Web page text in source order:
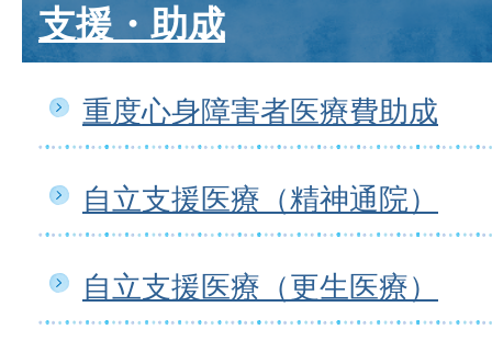
支援・助成
重度心身障害者医療費助成
自立支援医療（精神通院）
自立支援医療（更生医療）